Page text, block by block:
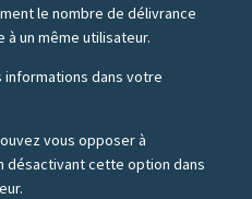
le nombre de délivrance
un même utilisateur.
informations dans votre
vous opposer à
cette option dans